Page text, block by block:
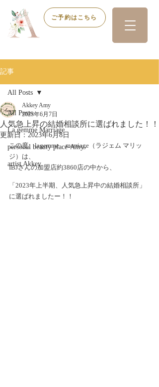
ご予約はこちら
記事
All Posts
La gemme Marriage
personal beauty place-Amy-
artist Akkey
All Posts
人気急上昇の結婚相談所に選ばれました！！
Akkey Amy
2023年6月7日
更新日： 2023年6月8日
この度、lagemme　marriage（ラジェム マリッ
ジ）は、
IBJさんの加盟店約3860店の中から、
「2023年上半期、人気急上昇中の結婚相談所」
に選ばれましたー！！